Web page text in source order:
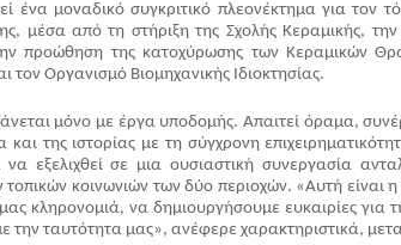
μοναδικό συγκριτικό πλεονέκτημα για τον
μέσα από τη στήριξη της Σχολής Κεραμικής,
την προώθηση της κατοχύρωσης των Κεραμικών
τον Οργανισμό Βιομηχανικής Ιδιοκτησίας.
μόνο με έργα υποδομής. Απαιτεί όραμα,
και της ιστορίας με τη σύγχρονη
εξελιχθεί σε μια ουσιαστική συνεργασία
τοπικών κοινωνιών των δύο περιοχών. «Αυτή
κληρονομιά, να δημιουργήσουμε ευκαιρίες
την ταυτότητα μας», ανέφερε χαρακτηριστικά,